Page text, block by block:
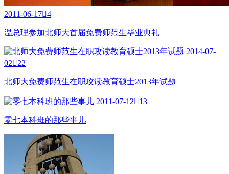
2011-06-174
温总理参加北师大首届免费师范生毕业典礼
2014-07-
0222
北师大免费师范生在职攻读教育硕士2013年试题
2011-07-1213
零七本科班的那些事儿